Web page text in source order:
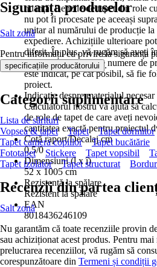
nuanță. Benzile de tapet din role
nu pot fi procesate pe aceeași
unitar al numărului de producție la
expediere. Achizițiile ulterioare
diferit. În plus, vă rugăm să aveți
magazine pot conține numere de
este indicat, pe cât posibil, să fie
proiect.
Indicaţie despre materialul necesar
Calculatorul nostru vă ajută să
de role de tapet de care aveți
cantitatea exactă pentru proiectul
Cotă raport/Decalaj cm
0,5/0
Dimensiuni (l x î)
52 x 1005 cm
Rezistență la spălare
Rezistent la spălare
EAN
8018436246109
Siguranța produselor
Salt zonă
Pentru informații cu privire la siguranța
specificațiile producătorului .
Categorii suplimentare
Lista de sărituri
Vopsea & tapet
Tapet Tapet dormitor
Tapet camera copiilor
Tapet bucătărie
Fototapet
Stickere Tapet vopsibil
Tapet izolator
Tapet structurat
Recenzii din partea
Salt zonă
Nu garantăm că toate recenziile provin
sau achiziționat acest produs. Pentru
prelucrarea recenziilor, vă rugăm să
corespunzătoare din Termeni și condiții